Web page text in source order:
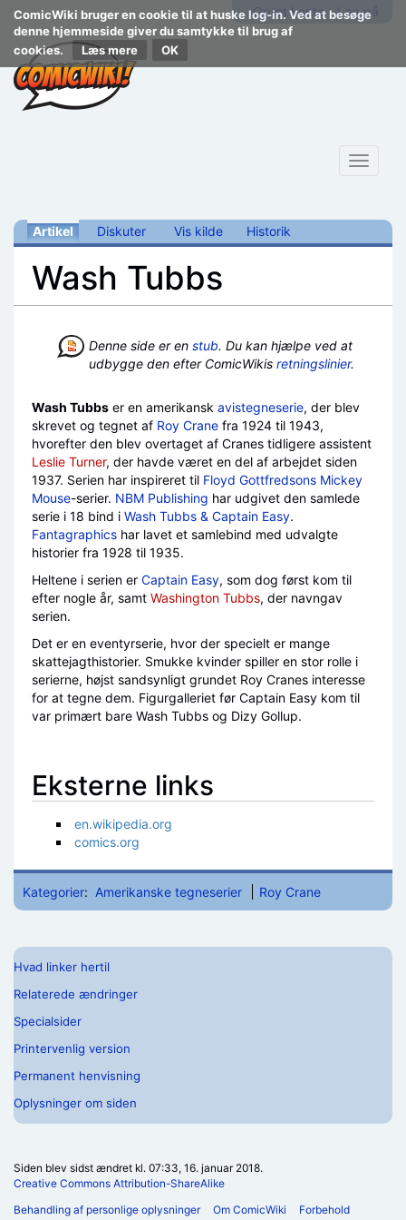
ComicWiki bruger en cookie til at huske log-in. Ved at besøge
denne hjemmeside giver du samtykke til brug af
cookies.
Læs mere
Opret konto Log på
Toggle
Artikel Diskuter Vis kilde Historik
Wash Tubbs
Denne side er en stub. Du kan hjælpe ved at
udbygge den efter ComicWikis retningslinier.
Wash Tubbs er en amerikansk avistegneserie, der blev
skrevet og tegnet af Roy Crane fra 1924 til 1943,
hvorefter den blev overtaget af Cranes tidligere assistent
Leslie Turner, der havde været en del af arbejdet siden
1937. Serien har inspireret til Floyd Gottfredsons Mickey
Mouse-serier. NBM Publishing har udgivet den samlede
serie i 18 bind i Wash Tubbs & Captain Easy.
Fantagraphics har lavet et samlebind med udvalgte
historier fra 1928 til 1935.
Heltene i serien er Captain Easy, som dog først kom til
efter nogle år, samt Washington Tubbs, der navngav
serien.
Det er en eventyrserie, hvor der specielt er mange
skattejagthistorier. Smukke kvinder spiller en stor rolle i
serierne, højst sandsynligt grundet Roy Cranes interesse
for at tegne dem. Figurgalleriet før Captain Easy kom til
var primært bare Wash Tubbs og Dizy Gollup.
Eksterne links
en.wikipedia.org
comics.org
Kategorier: Amerikanske tegneserier Roy Crane
Hvad linker hertil
Relaterede ændringer
Specialsider
Printervenlig version
Permanent henvisning
Oplysninger om siden
Siden blev sidst ændret kl. 07:33, 16. januar 2018.
Creative Commons Attribution-ShareAlike
Behandling af personlige oplysninger
Om ComicWiki Forbehold